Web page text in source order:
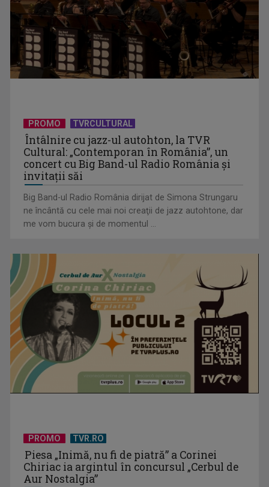
trimestru din ...
(P) Aparatul ascuns din bucătărie care schimbă regulile
jocului acasă
PROMO TVRCULTURAL
Întâlnire cu jazz-ul autohton, la TVR
Cultural: „Contemporan în România”, un
concert cu Big Band-ul Radio România şi
invitaţii săi
Big Band-ul Radio România dirijat de Simona Strungaru
ne încântă cu cele mai noi creaţii de jazz autohtone, dar
me vom bucura şi de momentul ...
PROMO TVR.RO
Piesa „Inimă, nu fi de piatră” a Corinei
Chiriac ia argintul în concursul „Cerbul de
Aur Nostalgia”